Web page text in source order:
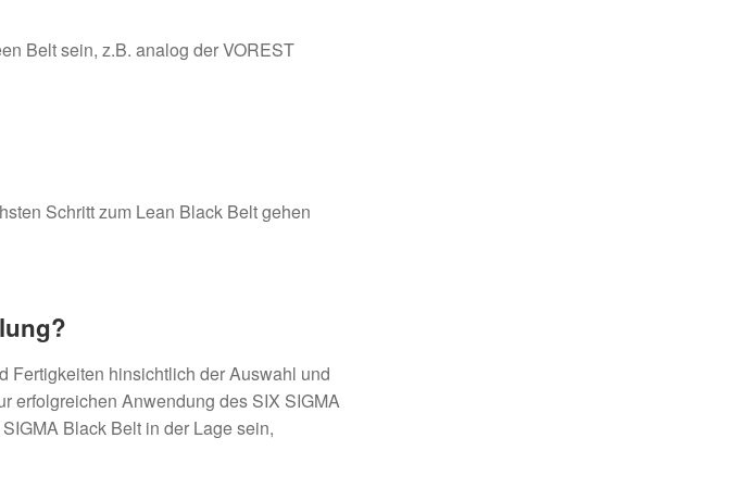
Belt sein, z.B. analog der VOREST
Schritt zum Lean Black Belt gehen
Fertigkeiten hinsichtlich der Auswahl und
erfolgreichen Anwendung des SIX SIGMA
Black Belt in der Lage sein,